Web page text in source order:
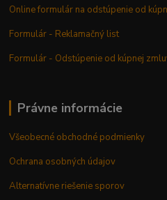
Online formulár na odstúpenie od
Formulár - Reklamačný list
Formulár - Odstúpenie od kúpnej
Právne informácie
Všeobecné obchodné podmienky
Ochrana osobných údajov
Alternatívne riešenie sporov